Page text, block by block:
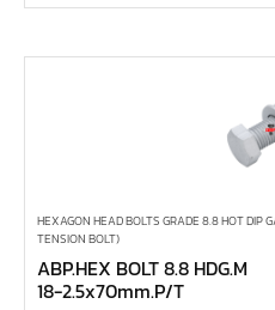
ลูกบ๊อกซ์ ขนาด 1/2"
เครื่องมือสำหรับงานประปา
เครื่องมือสำหรับรถยนต์
เครื่องมือสำหรับจักรยานยนต์
HEXAGON HEAD BOLTS GRADE 8.8 HOT DIP
TENSION BOLT)
ABP.HEX BOLT 8.8 HDG.M
18-2.5x70mm.P/T